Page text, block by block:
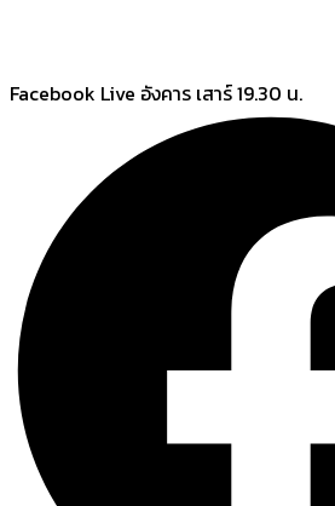
Skip
Facebook Live อังคาร เสาร์ 19.30 น.